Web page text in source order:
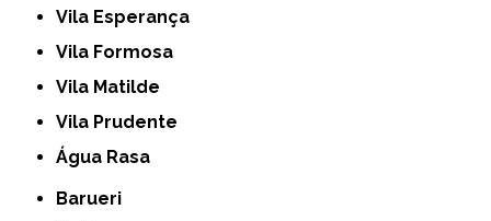
Vila Esperança
Vila Formosa
Vila Matilde
Vila Prudente
Água Rasa
Barueri